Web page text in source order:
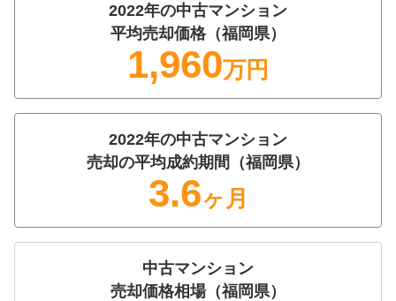
ハウスドゥ 宗像（株式会社髙山不動産）
1,300万円
ハウスユマニテ赤間駅前
専有面積:64㎡
ハウスドゥ 宗像（株式会社髙山不動産）
1,200万円
アーサー宗像アクシス
2022年の中古マンション
平均売却価格（福岡県）
1,960万円
2022年の中古マンション
売却の平均成約期間（福岡県）
3.6ヶ月
中古マンション
売却価格相場（福岡県）